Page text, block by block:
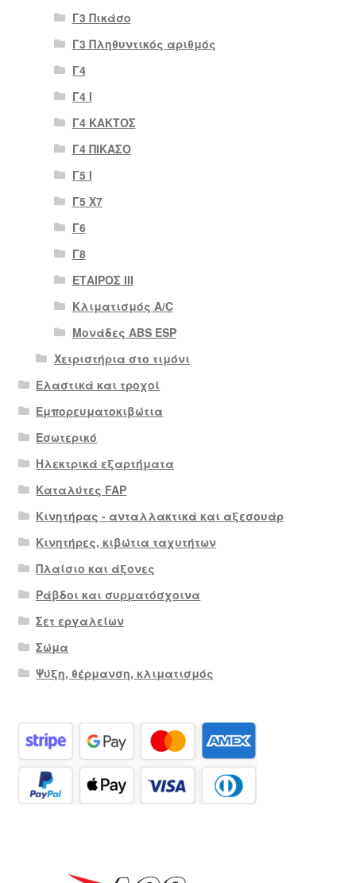
Γ3 Πικάσο
Γ3 Πληθυντικός αριθμός
Γ4
Γ4 Ι
Γ4 ΚΑΚΤΟΣ
Γ4 ΠΙΚΑΣΟ
Γ5 Ι
Γ5 Χ7
Γ6
Γ8
ΕΤΑΙΡΟΣ III
Κλιματισμός A/C
Μονάδες ABS ESP
Χειριστήρια στο τιμόνι
Ελαστικά και τροχοί
Εμπορευματοκιβώτια
Εσωτερικό
Ηλεκτρικά εξαρτήματα
Καταλύτες FAP
Κινητήρας - ανταλλακτικά και αξεσουάρ
Κινητήρες, κιβώτια ταχυτήτων
Πλαίσιο και άξονες
Ράβδοι και συρματόσχοινα
Σετ εργαλείων
Σώμα
Ψύξη, θέρμανση, κλιματισμός